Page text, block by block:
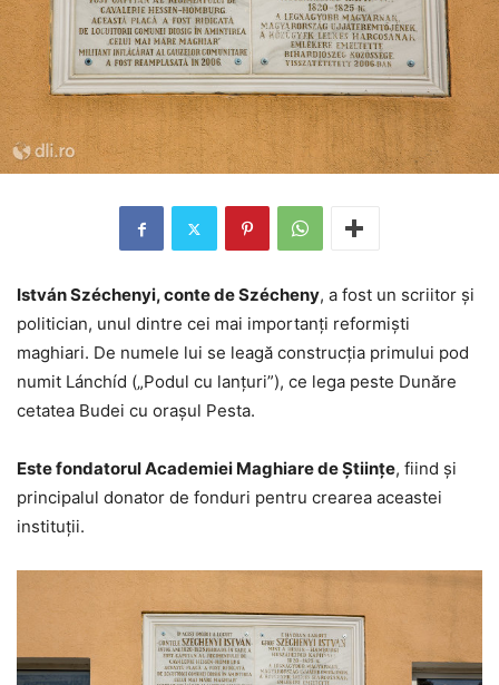
István Széchenyi, conte de Szécheny, a fost un scriitor și
politician, unul dintre cei mai importanți reformiști
maghiari. De numele lui se leagă construcția primului pod
numit Lánchíd („Podul cu lanțuri”), ce lega peste Dunăre
cetatea Budei cu orașul Pesta.
Este fondatorul Academiei Maghiare de Științe, fiind și
principalul donator de fonduri pentru crearea aceastei
instituții.